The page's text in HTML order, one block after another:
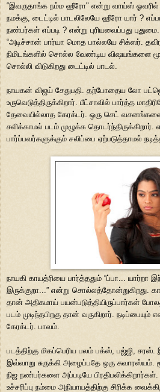
“இவருதாங்க நம்ம ஹீரோ" என்று வாய்ஸ் ஓவரில்
நமக்கு, டைட்டில் பாடலிலேயே ஹீரோ யார் ?
நண்பர்கள் எப்படி ? என்று புரியவைப்பது
“அடிச்சான் பார்யா மொத பால்லயே சிக்ஸர்.
நிமிடங்களில் சொல்ல வேண்டிய விஷயங்களை
சொல்லி விடுகிறது டைட்டில் பாடல்.
நாயகன் விஜய் சேதுபதி. தற்போதைய லோ
உருவெடுத்திருக்கிறார். பீட்சாவில் பார்த்த
தேவையில்லாத கேரக்டர். ஒரு செட்
சலிக்காமல் படம் முழுக்க தொடர்ந்திருக்கிறார்.
பார்ப்பவர்களுக்கும் சலிப்பை ஏற்படுத்தாமல்
நாயகி காயத்ரியை பார்த்ததும் “ப்பா... யார்றா
இருக்குறா...” என்று சொல்லத்தோன்றுகிறது.
தான் அதிகமாய் பயன்படுத்தியிருப்பார்கள்
படம் முடிந்தபிறகு தான் வருகிறார்.
கேரக்டர். பாவம்.
படத்திற்கு மிகப்பெரிய பலம் பக்ஸ், பஜ்ஜி,
இவ்வாறு சுருக்கி அழைப்பதே ஒரு சுவாரஸ்யம்.
நிஜ நண்பர்களை அப்படியே
உச்சரிப்பு நம்மை அநியாயத்திற்கு சிரிக்க